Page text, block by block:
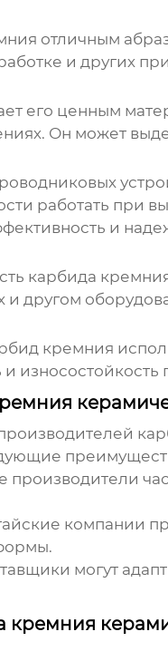
отличным
и других
его ценным
Он может
работать при
и
карбида
и другом
кремния
производители
компании
могут
кремния